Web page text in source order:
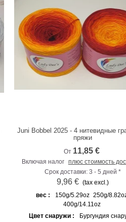
К сравнению
Juni Bobbel 2025 - 4 нитевидные
пряжи
От 11,85 €
Включая налог плюс стоимость
Срок доставки: 3 - 5 дней *
9,96 € (tax excl.)
вес :
150g/5.29oz 250g/
400g/14.11oz
Цвет снаружи :
Бургундия